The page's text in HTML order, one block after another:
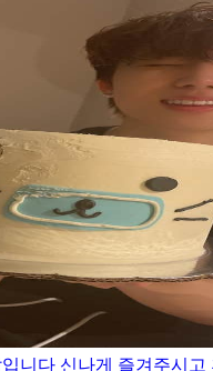
니다 신나게 즐겨주시